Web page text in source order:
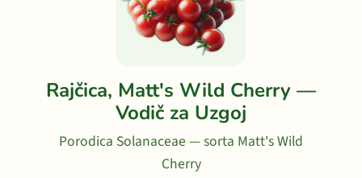
Rajčica, Matt's Wild Cherry —
Vodič za Uzgoj
Porodica Solanaceae — sorta Matt's Wild
Cherry